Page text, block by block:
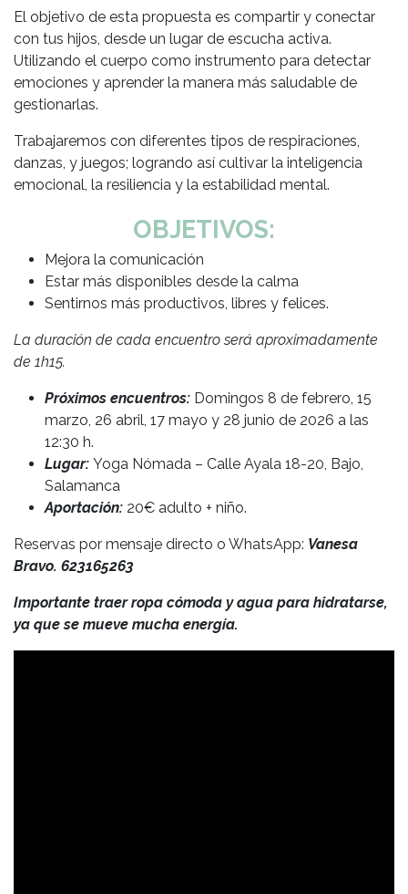
El objetivo de esta propuesta es compartir y conectar
con tus hijos, desde un lugar de escucha activa.
Utilizando el cuerpo como instrumento para detectar
emociones y aprender la manera más saludable de
gestionarlas.
Trabajaremos con diferentes tipos de respiraciones,
danzas, y juegos; logrando así cultivar la inteligencia
emocional, la resiliencia y la estabilidad mental.
OBJETIVOS:
Mejora la comunicación
Estar más disponibles desde la calma
Sentirnos más productivos, libres y felices.
La duración de cada encuentro será aproximadamente
de 1h15.
Próximos encuentros: Domingos 8 de febrero, 15
marzo, 26 abril, 17 mayo y 28 junio de 2026 a las
12:30 h.
Lugar: Yoga Nómada – Calle Ayala 18-20, Bajo,
Salamanca
Aportación: 20€ adulto + niño.
Reservas por mensaje directo o WhatsApp: Vanesa
Bravo. 623165263
Importante traer ropa cómoda y agua para hidratarse,
ya que se mueve mucha energía.